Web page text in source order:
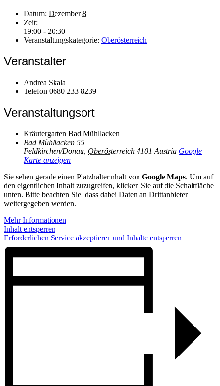
Datum: Dezember 8
Zeit:
19:00 - 20:30
Veranstaltungskategorie: Oberösterreich
Veranstalter
Andrea Skala
Telefon 0680 233 8239
Veranstaltungsort
Kräutergarten Bad Mühllacken
Bad Mühllacken 55
Feldkirchen/Donau Oberösterreich 4101 Austria Google
Karte anzeigen
Sie sehen gerade einen Platzhalterinhalt von Google Maps. Um auf
den eigentlichen Inhalt zuzugreifen, klicken Sie auf die Schaltfläche
unten. Bitte beachten Sie, dass dabei Daten an Drittanbieter
weitergegeben werden.
Mehr Informationen
Inhalt entsperren
Erforderlichen Service akzeptieren und Inhalte entsperren